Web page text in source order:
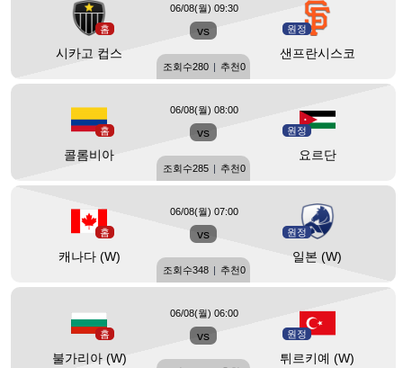
홈
시카고 컵스
vs 원정
샌프란시스코
06/08(월) 09:30
조회수280 | 추천0
홈
콜롬비아
vs 원정
요르단
06/08(월) 08:00
조회수285 | 추천0
홈
캐나다 (W)
vs 원정
일본 (W)
06/08(월) 07:00
조회수348 | 추천0
홈
불가리아 (W)
vs 원정
튀르키예 (W)
06/08(월) 06:00